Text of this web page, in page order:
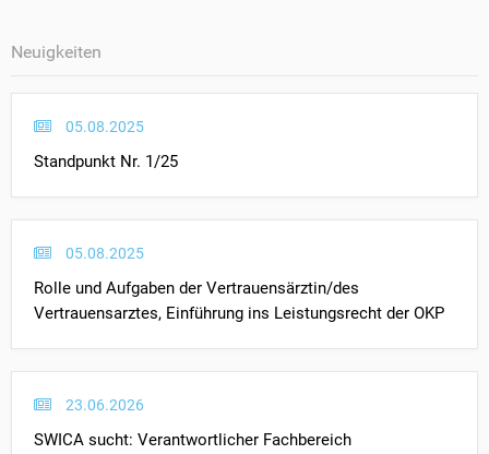
Neuigkeiten
05.08.2025
Standpunkt Nr. 1/25
05.08.2025
Rolle und Aufgaben der Vertrauensärztin/des
Vertrauensarztes, Einführung ins Leistungsrecht der OKP
23.06.2026
SWICA sucht: Verantwortlicher Fachbereich